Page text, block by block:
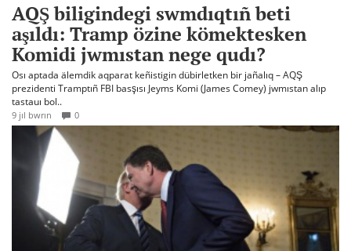
AQŞ biligindegi swmdıqtıñ beti
aşıldı: Tramp özine kömektesken
Komidi jwmıstan nege qudı?
Osı aptada älemdik aqparat keñistigin dübirletken bir jañalıq – AQŞ
prezidenti Tramptıñ FBI basşısı Jeyms Komi (James Comey) jwmıstan alıp
tastauı bol..
9 jıl bwrın 0